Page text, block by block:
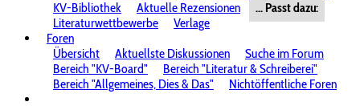
KV-Bibliothek
Aktuelle Rezensionen
... Passt dazu:
Literaturwettbewerbe
Verlage
Foren
Übersicht
Aktuellste Diskussionen
Suche im Forum
Bereich "KV-Board"
Bereich "Literatur & Schreiberei"
Bereich "Allgemeines, Dies & Das"
Nichtöffentliche Foren